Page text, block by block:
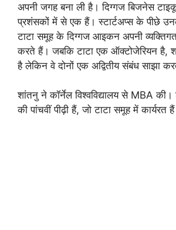
अपनी जगह बना ली है। दिग्गज बिजनेस
प्रशंसकों में से एक हैं। स्टार्टअप्स के पीछे
टाटा समूह के दिग्गज आइकन अपनी व्यक्तिगत
करते हैं। जबकि टाटा एक ऑक्टोजेरियन है,
है लेकिन वे दोनों एक अद्वितीय संबंध साझा
शांतनु ने कॉर्नेल विश्वविद्यालय से MBA की।
की पांचवीं पीढ़ी हैं, जो टाटा समूह में कार्यरत